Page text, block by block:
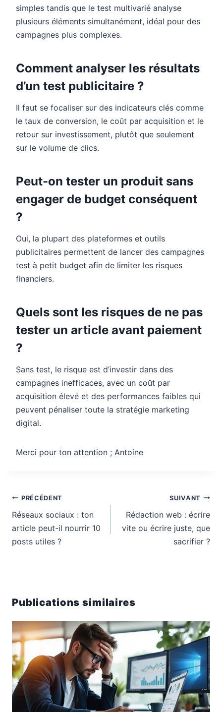
simples tandis que le test multivarié analyse
plusieurs éléments simultanément, idéal pour des
campagnes plus complexes.
Comment analyser les résultats
d’un test publicitaire ?
Il faut se focaliser sur des indicateurs clés comme
le taux de conversion, le coût par acquisition et le
retour sur investissement, plutôt que seulement
sur le volume de clics.
Peut-on tester un produit sans
engager de budget conséquent
?
Oui, la plupart des plateformes et outils
publicitaires permettent de lancer des campagnes
test à petit budget afin de limiter les risques
financiers.
Quels sont les risques de ne pas
tester un article avant paiement
?
Sans test, le risque est d’investir dans des
campagnes inefficaces, avec un coût par
acquisition élevé et des performances faibles qui
peuvent pénaliser toute la stratégie marketing
digital.
Merci pour ton attention ; Antoine
Navigation
de
l’article
PRÉCÉDENT
Réseaux sociaux : ton
article peut-il nourrir 10
posts utiles ?
SUIVANT
Rédaction web : écrire
vite ou écrire juste, que
sacrifier ?
Publications similaires